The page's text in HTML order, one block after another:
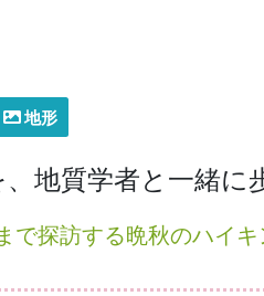
地形
地質学者と一緒に
探訪する晩秋のハイキ